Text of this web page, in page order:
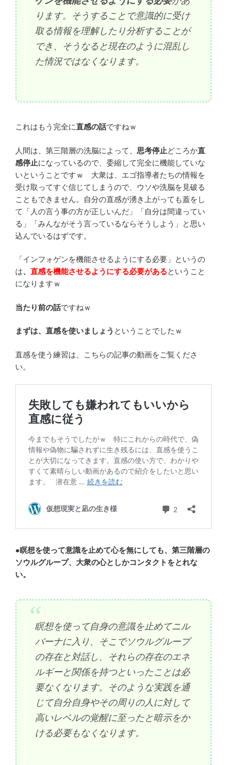
ります。そうすることで意識的に受け
取る情報を理解したり分析することが
でき、そうなると現在のように混乱し
た情況ではなくなります。
これはもう完全に直感の話ですねｗ
人間は、第三階層の洗脳によって、 思考停止どころか直
感停止になっているので、委縮して完全に機能していな
いということですｗ 大衆は、エゴ指導者たちの情報を
受け取ってすぐ信じてしまうので、ウソや洗脳を見破る
こともできません。自分の直感が湧き上がっても蓋をし
て「人の言う事の方が正しいんだ」「自分は間違ってい
る」「みんながそう言っているならそうしよう」と思い
込んでいるはずです。
「インフォゲンを機能させるようにする必要」というの
は、 直感を機能させるようにする必要があるということ
になりますｗ
当たり前の話ですねｗ
まずは、直感を使いましょう ということでしたｗ
直感を使う練習は、こちらの記事の動画をご覧くださ
い。
●瞑想を使って意識を止めて心を無にしても、第三階層の
ソウルグループ、大衆の心としかコンタクトをとれな
い。
瞑想を使って自身の意識を止めてニル
バーナに入り、そこでソウルグループ
の存在と対話し、それらの存在のエネ
ルギーと関係を持つといったことは必
要なくなります。そのような実践を通
じて自分自身やその周りの人に対して
高いレベルの覚醒に至ったと暗示をか
ける必要もなくなります。